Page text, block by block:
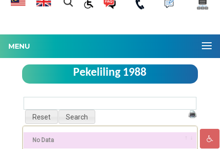
MENU
Pekeliling 1988
No Data